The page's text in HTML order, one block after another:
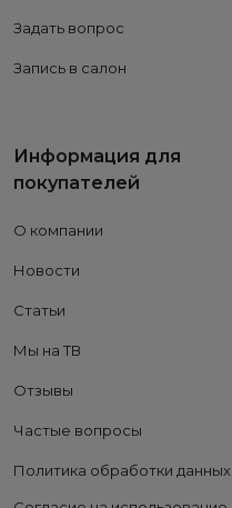
Задать вопрос
Запись в салон
Информация для
покупателей
О компании
Новости
Статьи
Мы на ТВ
Отзывы
Частые вопросы
Политика обработки данных